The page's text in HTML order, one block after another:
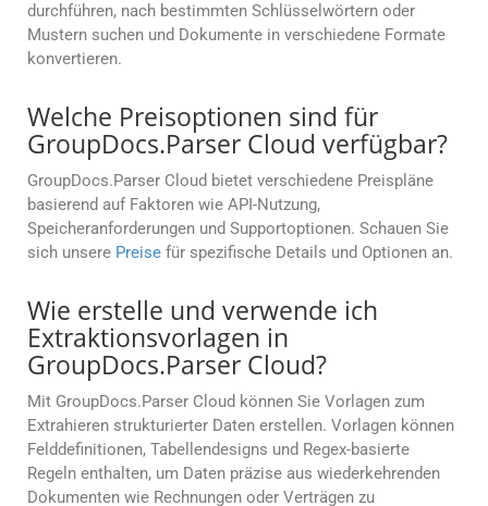
durchführen, nach bestimmten Schlüsselwörtern oder
Mustern suchen und Dokumente in verschiedene Formate
konvertieren.
Welche Preisoptionen sind für
GroupDocs.Parser Cloud verfügbar?
GroupDocs.Parser Cloud bietet verschiedene Preispläne
basierend auf Faktoren wie API-Nutzung,
Speicheranforderungen und Supportoptionen. Schauen Sie
sich unsere Preise für spezifische Details und Optionen an.
Wie erstelle und verwende ich
Extraktionsvorlagen in
GroupDocs.Parser Cloud?
Mit GroupDocs.Parser Cloud können Sie Vorlagen zum
Extrahieren strukturierter Daten erstellen. Vorlagen können
Felddefinitionen, Tabellendesigns und Regex-basierte
Regeln enthalten, um Daten präzise aus wiederkehrenden
Dokumenten wie Rechnungen oder Verträgen zu